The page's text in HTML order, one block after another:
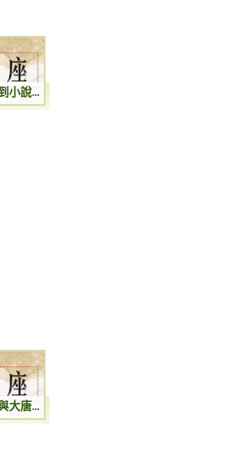
國學講座：從歷史到小說：歷史人物的小說化
國學講座：佛國記與大唐西域記